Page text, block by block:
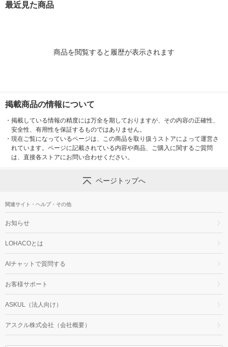
最近見た商品
商品を閲覧すると履歴が表示されます
掲載商品の情報について
・ 掲載している情報の精度には万全を期しておりますが、その内容の正確性、
安全性、有用性を保証するものではありません。
・ 現在ご覧になっているページは、この商品を取り扱うストアによって運営さ
れています。ページに記載されている内容や商品、ご購入に関するご質問
は、直接各ストアにお問い合わせください。
ページトップへ
関連サイト・ヘルプ・その他
お知らせ
LOHACOとは
AIチャットで質問する
お客様サポート
ASKUL（法人向け）
アスクル株式会社（会社概要）